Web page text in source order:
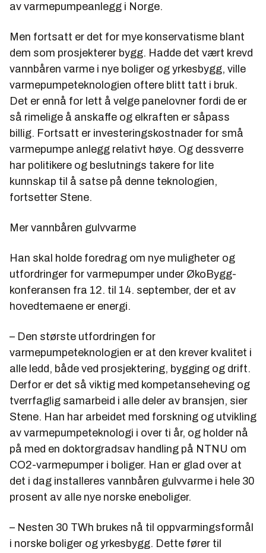
av varmepumpeanlegg i Norge.
Men fortsatt er det for mye konservatisme blant
dem som prosjekterer bygg. Hadde det vært krevd
vannbåren varme i nye boliger og yrkesbygg, ville
varmepumpeteknologien oftere blitt tatt i bruk.
Det er ennå for lett å velge panelovner fordi de er
så rimelige å anskaffe og elkraften er såpass
billig. Fortsatt er investeringskostnader for små
varmepumpe anlegg relativt høye. Og dessverre
har politikere og beslutnings takere for lite
kunnskap til å satse på denne teknologien,
fortsetter Stene.
Mer vannbåren gulvvarme
Han skal holde foredrag om nye muligheter og
utfordringer for varmepumper under ØkoBygg-
konferansen fra 12. til 14. september, der et av
hovedtemaene er energi.
– Den største utfordringen for
varmepumpeteknologien er at den krever kvalitet i
alle ledd, både ved prosjektering, bygging og drift.
Derfor er det så viktig med kompetanseheving og
tverrfaglig samarbeid i alle deler av bransjen, sier
Stene. Han har arbeidet med forskning og utvikling
av varmepumpeteknologi i over ti år, og holder nå
på med en doktorgradsav handling på NTNU om
CO2-varmepumper i boliger. Han er glad over at
det i dag installeres vannbåren gulvvarme i hele 30
prosent av alle nye norske eneboliger.
– Nesten 30 TWh brukes nå til oppvarmingsformål
i norske boliger og yrkesbygg. Dette fører til